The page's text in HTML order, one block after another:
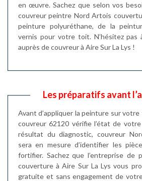
en œuvre. Sachez que selon vos
couvreur peintre Nord Artois
peinture polyuréthane, de la
vernis pour votre toit. N’hésitez pas
auprès de couvreur à Aire Sur La Lys !
Les préparatifs avant
Avant d’appliquer la peinture sur votre
couvreur 62120 vérifie l’état de
résultat du diagnostic, couvreur
sera en mesure d’identifier les
fortifier. Sachez que l’entreprise de
couverture à Aire Sur La Lys vous
gratuite et sans engagement de